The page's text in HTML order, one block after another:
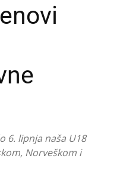
6. lipnja naša U18
Norveškom i